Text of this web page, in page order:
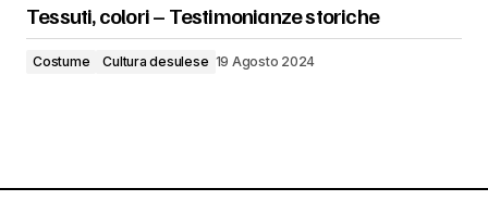
Tessuti, colori – Testimonianze storiche
Costume Cultura desulese 19 Agosto 2024